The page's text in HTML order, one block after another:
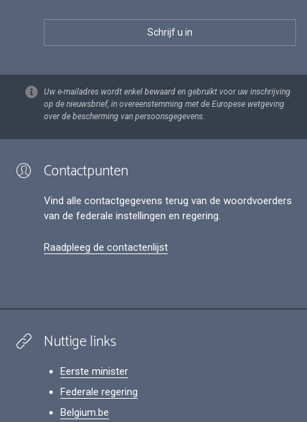
Uw e-mailadres wordt enkel bewaard en gebruikt voor uw inschrijving
op de nieuwsbrief, in overeenstemming met de Europese wetgeving
over de bescherming van persoonsgegevens.
Contactpunten
Vind alle contactgegevens terug van de woordvoerders
van de federale instellingen en regering.
Raadpleeg de contactenlijst
Nuttige links
Eerste minister
Federale regering
Belgium.be